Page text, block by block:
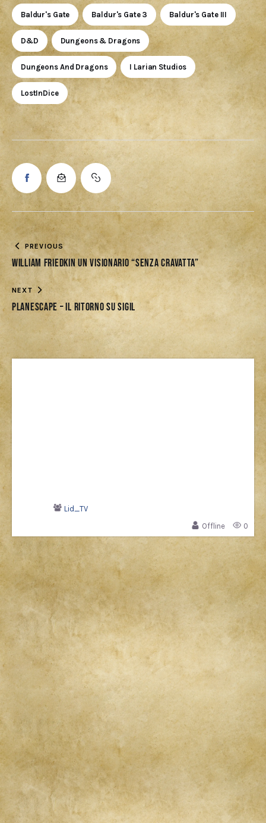
Baldur's Gate Baldur's Gate 3 Baldur's Gate III
D&D Dungeons & Dragons
Dungeons And Dragons I Larian Studios
LostInDice
PREVIOUS
William Friedkin un visionario “senza cravatta”
NEXT
Planescape – Il ritorno su Sigil
Lid_TV
Offline
0